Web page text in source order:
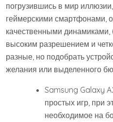
погрузившись в мир
геймерскими смартфонами,
качественными
высоким разрешением и
разные, но подобрать
желания или выделенного
Samsung Galaxy
простых игр, при
необходимое на